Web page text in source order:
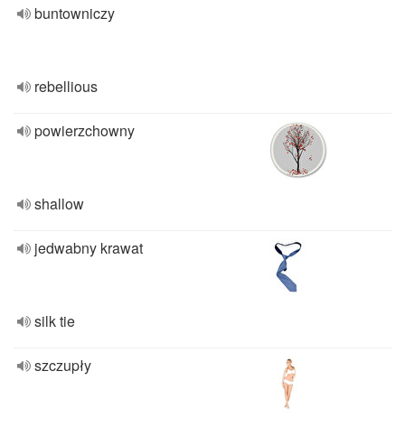
buntowniczy
rebellious
powierzchowny
shallow
jedwabny krawat
silk tie
szczupły